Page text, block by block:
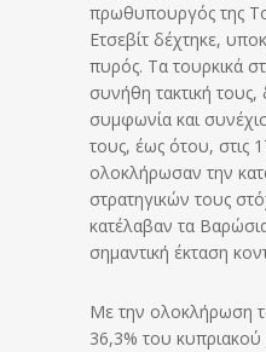
πρωθυπουργός της
Ετσεβίτ δέχτηκε,
πυρός. Τα τουρκικά
συνήθη τακτική
συμφωνία και
τους, έως ότου, στις
ολοκλήρωσαν την
στρατηγικών τους
κατέλαβαν τα
σημαντική έκταση
Με την ολοκλήρωση
36,3% του